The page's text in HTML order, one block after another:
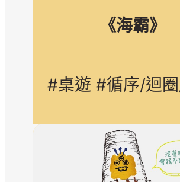
《海霸》
#桌遊 #循序/迴